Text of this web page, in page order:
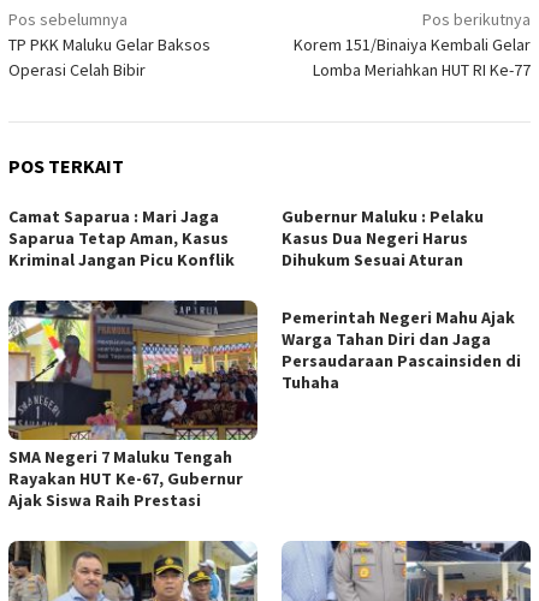
Navigasi
pos
Pos sebelumnya
TP PKK Maluku Gelar Baksos
Operasi Celah Bibir
Pos berikutnya
Korem 151/Binaiya Kembali Gelar
Lomba Meriahkan HUT RI Ke-77
POS TERKAIT
Camat Saparua : Mari Jaga
Saparua Tetap Aman, Kasus
Kriminal Jangan Picu Konflik
Gubernur Maluku : Pelaku
Kasus Dua Negeri Harus
Dihukum Sesuai Aturan
SMA Negeri 7 Maluku Tengah
Rayakan HUT Ke-67, Gubernur
Ajak Siswa Raih Prestasi
Pemerintah Negeri Mahu Ajak
Warga Tahan Diri dan Jaga
Persaudaraan Pascainsiden di
Tuhaha